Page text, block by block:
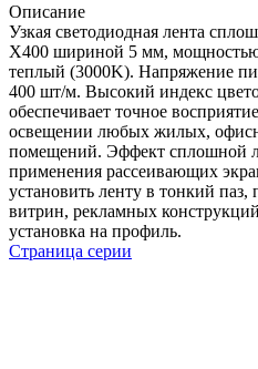
Описание
Узкая светодиодная лента
X400 шириной 5 мм,
теплый (3000K). Напряжение
400 шт/м. Высокий индекс
обеспечивает точное
освещении любых жилых,
помещений. Эффект сплошной
применения рассеивающих
установить ленту в тонкий паз,
витрин, рекламных
установка на профиль.
Страница серии